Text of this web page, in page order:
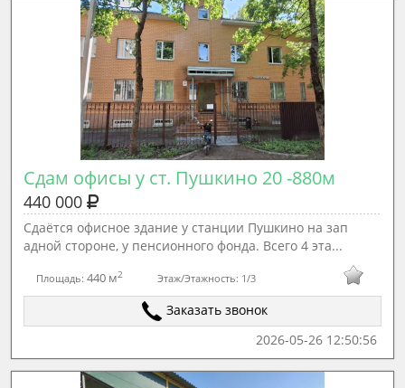
Сдам офисы у ст. Пушкино 20 -880м
440 000
Сдаётся офисное здание у станции Пушкино на зап
адной стороне, у пенсионного фонда. Всего 4 эта...
Площадь:440 м2 Этаж/Этажность: 1/3
Заказать звонок
2026-05-26 12:50:56